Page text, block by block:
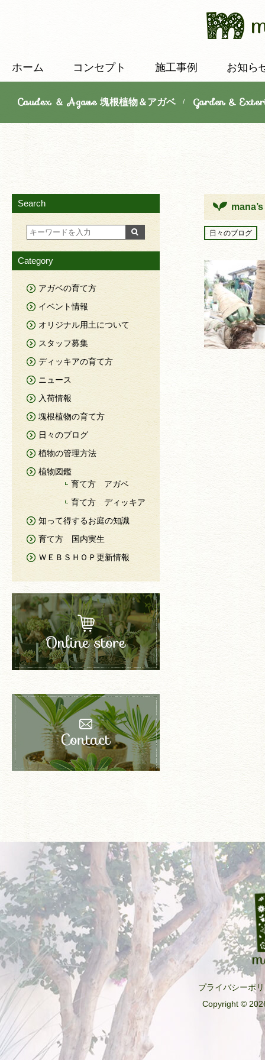
ホーム コンセプト 施工事例 お知ら
Caudex ＆ Agave 塊根植物＆アガベ/Garden &
日々のブログ
Search
Category
アガベの育て方
イベント情報
オリジナル用土について
スタッフ募集
ディッキアの育て方
ニュース
入荷情報
塊根植物の育て方
日々のブログ
植物の管理方法
植物図鑑
育て方 アガベ
育て方 ディッキア
知って得するお庭の知識
育て方 国内実生
ＷＥＢＳＨＯＰ更新情報
プライバシーポ
Copyright ©